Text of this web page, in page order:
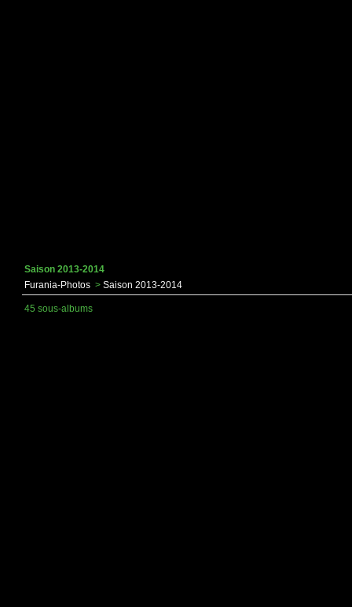
Saison 2013-2014
Furania-Photos > Saison 2013-2014
45 sous-albums